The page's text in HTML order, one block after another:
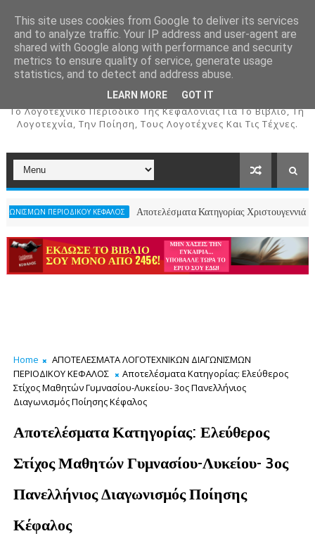
ΚΕΦΑΛΟΣ
To Λογοτεχνικό Περιοδικό Της Κεφαλονιάς Για Το Βιβλίο, Τη
Λογοτεχνία, Την Ποίηση, Τους Λογοτέχνες Και Τις Τέχνες.
ΚΕΦΑΛΟΣ Αποτελέσματα Κατηγορίας Χριστουγεννιάτικου Ποιήματος-
Home
ΑΠΟΤΕΛΕΣΜΑΤΑ ΛΟΓΟΤΕΧΝΙΚΩΝ ΔΙΑΓΩΝΙΣΜΩΝ
ΠΕΡΙΟΔΙΚΟΥ ΚΕΦΑΛΟΣ
Αποτελέσματα Κατηγορίας: Ελεύθερος
Στίχος Μαθητών Γυμνασίου-Λυκείου- 3ος Πανελλήνιος
Διαγωνισμός Ποίησης Κέφαλος
Αποτελέσματα Κατηγορίας: Ελεύθερος
Στίχος Μαθητών Γυμνασίου-Λυκείου- 3ος
Πανελλήνιος Διαγωνισμός Ποίησης
Κέφαλος
This site uses cookies from Google to deliver its services
and to analyze traffic. Your IP address and user-agent are
shared with Google along with performance and security
metrics to ensure quality of service, generate usage
statistics, and to detect and address abuse.
LEARN MORE GOT IT